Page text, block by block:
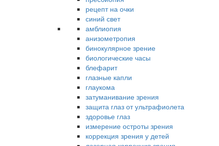
рецепт на очки
синий свет
амблиопия
анизометропия
бинокулярное зрение
биологические часы
блефарит
глазные капли
глаукома
затуманивание зрения
защита глаз от ультрафиолета
здоровье глаз
измерение остроты зрения
коррекция зрения у детей